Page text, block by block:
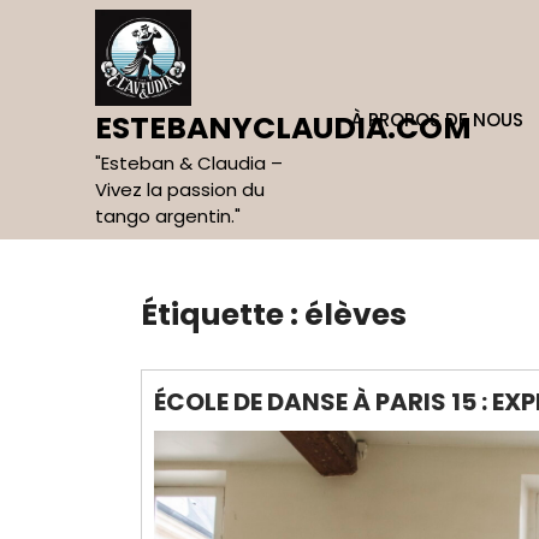
ESTEBANYCLAUDIA.COM
"Esteban & Claudia –
Vivez la passion du
tango argentin."
À PROPOS DE NOUS
Étiquette : élèves
ÉCOLE DE DANSE À PARIS 15 :